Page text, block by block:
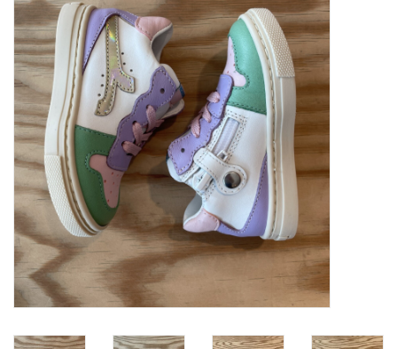
SOFTSOLES
ACCESSOIRES
Cadeaubonnen
METEN IS WETEN!
#MYCLIENTSARETHECUTEST